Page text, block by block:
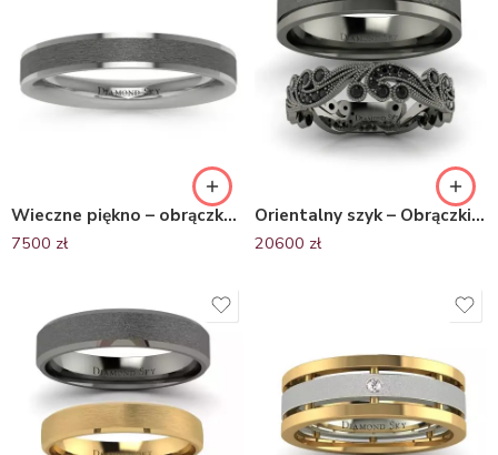
Wieczne piękno – obrączka z białego złota z czarnym paskiem 3.7mm
7500 zł
Orientalny szyk – Obrączki ślubne z czarnymi diamentami, czarne złoto – matowy środek, boki połysk
20600 zł